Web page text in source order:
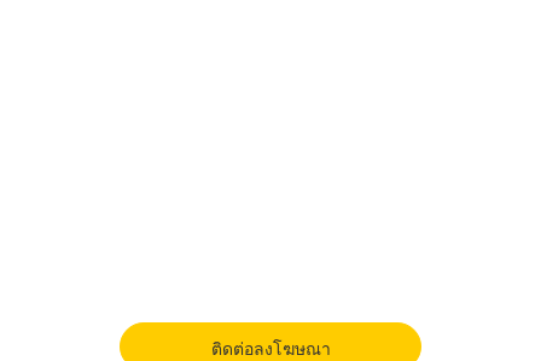
ติดต่อลงโฆษณา